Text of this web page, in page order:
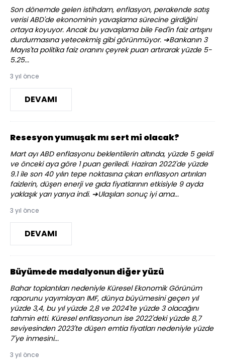
Son dönemde gelen istihdam, enflasyon, perakende satış
verisi ABD'de ekonominin yavaşlama sürecine girdiğini
ortaya koyuyor. Ancak bu yavaşlama bile Fed'in faiz artışını
durdurmasına yetecekmiş gibi görünmüyor. ➔Bankanın 3
Mayıs'ta politika faiz oranını çeyrek puan artırarak yüzde 5-
5.25...
3 yıl önce
DEVAMI
Resesyon yumuşak mı sert mi olacak?
Mart ayı ABD enflasyonu beklentilerin altında, yüzde 5 geldi
ve önceki aya göre 1 puan geriledi. Haziran 2022'de yüzde
9.1 ile son 40 yılın tepe noktasına çıkan enflasyon artırılan
faizlerin, düşen enerji ve gıda fiyatlarının etkisiyle 9 ayda
yaklaşık yarı yarıya indi. ➔Ulaşılan sonuç iyi ama...
3 yıl önce
DEVAMI
Büyümede madalyonun diğer yüzü
Bahar toplantıları nedeniyle Küresel Ekonomik Görünüm
raporunu yayımlayan IMF, dünya büyümesini geçen yıl
yüzde 3,4, bu yıl yüzde 2,8 ve 2024'te yüzde 3 olacağını
tahmin etti. Küresel enflasyonun ise 2022'deki yüzde 8,7
seviyesinden 2023'te düşen emtia fiyatları nedeniyle yüzde
7'ye inmesini...
3 yıl önce